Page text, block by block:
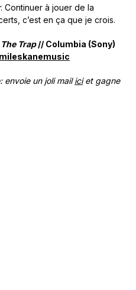
. Continuer à jouer de la
c’est en ça que je crois.
Trap// Columbia (Sony)
envoie un joli mailiciet gagne